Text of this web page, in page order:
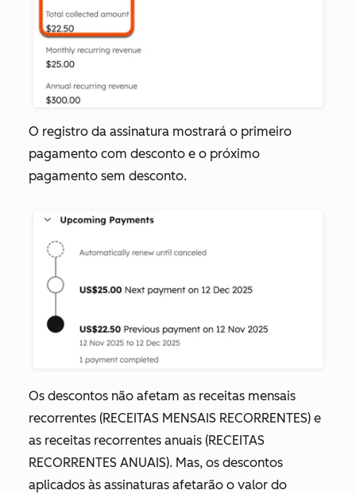
O registro da assinatura mostrará o primeiro
pagamento com desconto e o próximo
pagamento sem desconto.
Os descontos não afetam as receitas mensais
recorrentes (RECEITAS MENSAIS RECORRENTES) e
as receitas recorrentes anuais (RECEITAS
RECORRENTES ANUAIS). Mas, os descontos
aplicados às assinaturas afetarão o valor do